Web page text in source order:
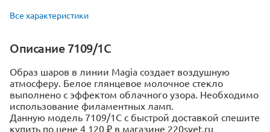
Все характеристики
Описание 7109/1C
Образ шаров в линии Magia создает воздушную
атмосферу. Белое глянцевое молочное стекло
выполнено с эффектом облачного узора. Необходимо
использование филаментных ламп.
Данную модель 7109/1C с быстрой доставкой спешите
купить по цене 4 120 ₽ в магазине 220svet.ru